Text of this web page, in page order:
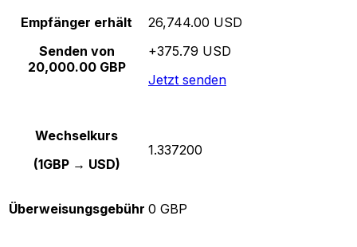
Empfänger erhält
Senden von
20,000.00 GBP
26,744.00 USD
+375.79 USD
Jetzt senden
Wechselkurs
(1GBP → USD)
1.337200
Überweisungsgebühr 0 GBP